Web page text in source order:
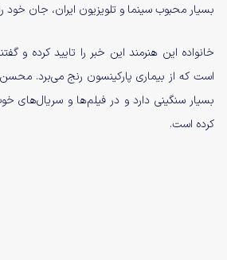
بسیار محبوب سینما و تلویزیون ایران، جان
خانواده این هنرمند این خبر را تایید کرده و
است که از بیماری پارکینسون رنج می‌برد.
بسیار سنگینی دارد و در فیلم‌ها و سریال‌های
کرده است.